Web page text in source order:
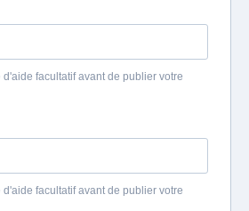
d'aide facultatif avant de publier votre
d'aide facultatif avant de publier votre